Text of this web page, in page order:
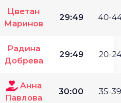
Цветан
Маринов
29:49 40-
Радина
Добрева
29:49 20-
Анна
Павлова
30:00 35-